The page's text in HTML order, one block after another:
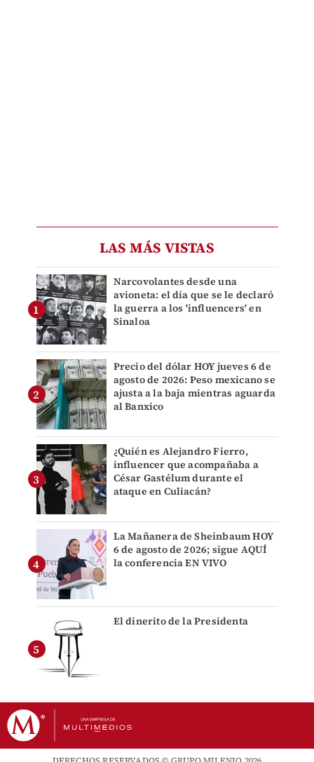
LAS MÁS VISTAS
Narcovolantes desde una
avioneta: el día que se le declaró
la guerra a los 'influencers' en
Sinaloa
Precio del dólar HOY jueves 6 de
agosto de 2026: Peso mexicano se
ajusta a la baja mientras aguarda
al Banxico
¿Quién es Alejandro Fierro,
influencer que acompañaba a
César Gastélum durante el
ataque en Culiacán?
La Mañanera de Sheinbaum HOY
6 de agosto de 2026; sigue AQUÍ
la conferencia EN VIVO
El dinerito de la Presidenta